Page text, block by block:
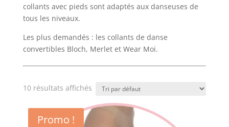
collants avec pieds sont adaptés aux danseuses de
tous les niveaux.
Les plus demandés : les collants de danse
convertibles Bloch, Merlet et Wear Moi.
10 résultats affichés
Promo !